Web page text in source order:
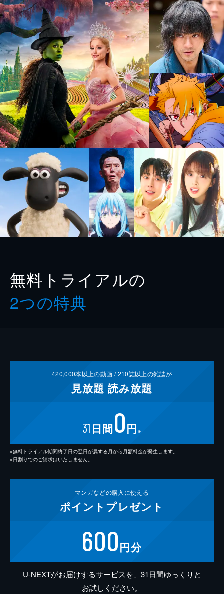
無料トライアルの
2つの特典
420,000本以上の動画 /210誌以上の雑誌が
見放題 読み放題
31 日間0円 ※
※無料トライアル期間終了日の翌日が属する月から月額料金が発生します。
※日割りでのご請求はいたしません。
マンガなどの購入に使える
ポイント プレゼント
600円分
U-NEXTがお届けするサービスを、31日間ゆっくりと
お試しください。